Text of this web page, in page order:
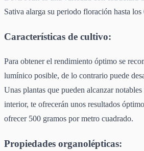
Sativa alarga su periodo floración hasta los
Características de cultivo:
Para obtener el rendimiento óptimo se
lumínico posible, de lo contrario puede
Unas plantas que pueden alcanzar
interior, te ofrecerán unos resultados
ofrecer 500 gramos por metro cuadrado.
Propiedades organolépticas: